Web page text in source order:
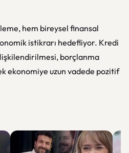
hem bireysel finansal
istikrarı hedefliyor. Kredi
borçlanma
ekonomiye uzun vadede pozitif